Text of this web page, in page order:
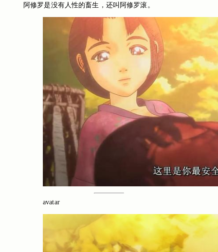
阿修罗是没有人性的畜生，还叫阿修罗滚。
avatar